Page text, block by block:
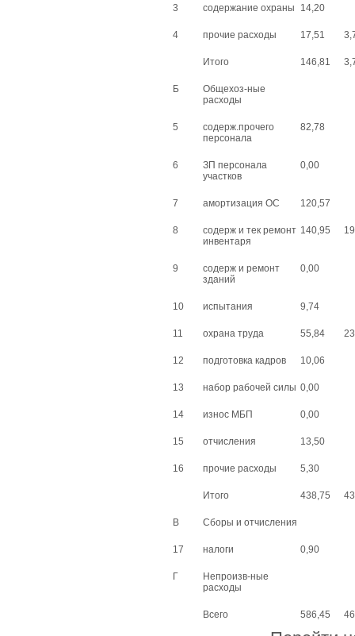
3 содержание охраны 14,20
4 прочие расходы 17,51
Итого 146,81
Б
Общехоз-ные
расходы
5
содерж.прочего
персонала
82,78
6
ЗП персонала
участков
0,00
7 амортизация ОС 120,57
8
содерж и тек ремонт
инвентаря
140,95
9
содерж и ремонт
зданий
0,00
10 испытания 9,74
11 охрана труда 55,84
12 подготовка кадров 10,06
13 набор рабочей силы 0,00
14 износ МБП 0,00
15 отчисления 13,50
16 прочие расходы 5,30
Итого 438,75
В Сборы и отчисления
17 налоги 0,90
Г
Непроизв-ные
расходы
Всего 586,45